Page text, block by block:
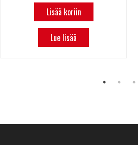
Lisää koriin
Lue lisää